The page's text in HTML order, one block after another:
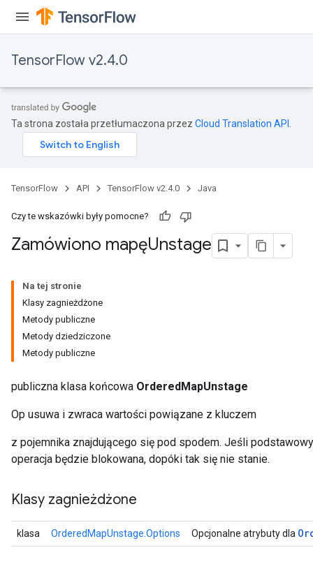
TensorFlow v2.4.0
Ta strona została przetłumaczona przez Cloud Translation API
TensorFlow API TensorFlow v2.4.0 Java
Czy te wskazówki były pomocne?
Zamówiono mapęUnstage
Na tej stronie
Klasy zagnieżdżone
Metody publiczne
Metody dziedziczone
Metody publiczne
publiczna klasa końcowa OrderedMapUnstage
Op usuwa i zwraca wartości powiązane z kluczem
z pojemnika znajdującego się pod spodem. Jeśli
operacja będzie blokowana, dopóki tak się nie stanie.
Klasy zagnieżdżone
klasa OrderedMapUnstage.Options Opcjonalne atrybuty dla